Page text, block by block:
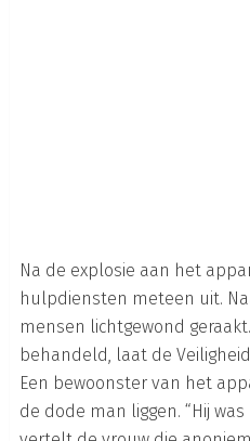
Na de explosie aan het
hulpdiensten meteen uit.
mensen lichtgewond
behandeld, laat de
Een bewoonster van het
de dode man liggen. “Hij